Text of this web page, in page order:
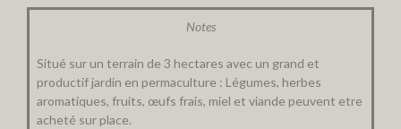
Notes
Situé sur un terrain de 3 hectares avec un grand et
productif jardin en permaculture : Légumes, herbes
aromatiques, fruits, œufs frais, miel et viande peuvent etre
acheté sur place.